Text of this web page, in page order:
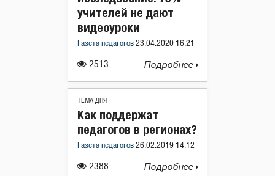
2513
учителей не дают
видеоуроки
Газета педагогов 23.04.2020 16:21
Подробнее
ТЕМА ДНЯ
2388
Как поддержат
педагогов в регионах?
Газета педагогов 26.02.2019 14:12
Подробнее